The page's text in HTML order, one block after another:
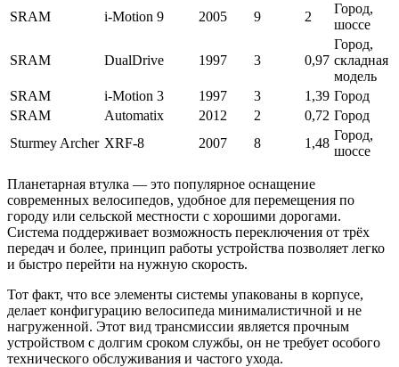
SRAM
i-Motion 9 2005 9 2
Город,
шоссе
SRAM DualDrive 1997 3 0,97
Город,
складная
модель
SRAM
i-Motion 3 1997 3 1,39 Город
SRAM
Automatix 2012 2 0,72 Город
Sturmey Archer XRF-8 2007 8 1,48
Город,
шоссе
Планетарная втулка — это популярное оснащение
современных велосипедов, удобное для перемещения по
городу или сельской местности с хорошими дорогами.
Система поддерживает возможность переключения от трёх
передач и более, принцип работы устройства позволяет легко
и быстро перейти на нужную скорость.
Тот факт, что все элементы системы упакованы в корпусе,
делает конфигурацию велосипеда минималистичной и не
нагруженной. Этот вид трансмиссии является прочным
устройством с долгим сроком службы, он не требует особого
технического обслуживания и частого ухода.